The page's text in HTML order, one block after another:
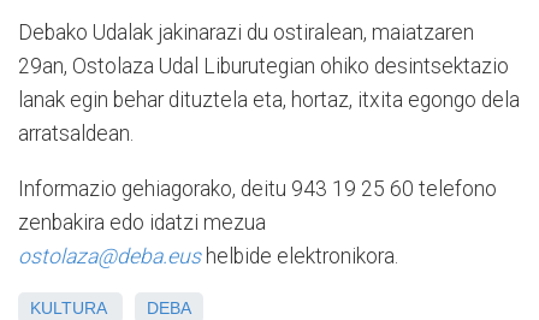
Debako Udalak jakinarazi du ostiralean, maiatzaren
29an, Ostolaza Udal Liburutegian ohiko desintsektazio
lanak egin behar dituztela eta, hortaz, itxita egongo dela
arratsaldean.
Informazio gehiagorako, deitu 943 19 25 60 telefono
zenbakira edo idatzi mezua
ostolaza@deba.eushelbide elektronikora.
KULTURA DEBA